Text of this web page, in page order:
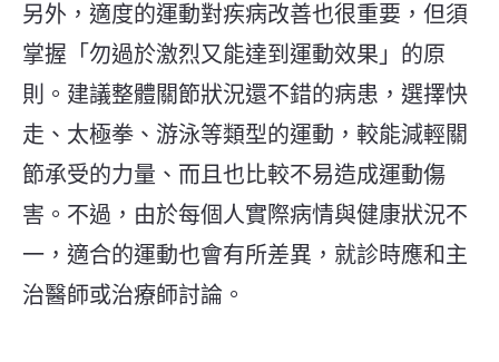
另外，適度的運動對疾病改善也很重要，但須
掌握「勿過於激烈又能達到運動效果」的原
則。建議整體關節狀況還不錯的病患，選擇快
走、太極拳、游泳等類型的運動，較能減輕關
節承受的力量、而且也比較不易造成運動傷
害。不過，由於每個人實際病情與健康狀況不
一，適合的運動也會有所差異，就診時應和主
治醫師或治療師討論。